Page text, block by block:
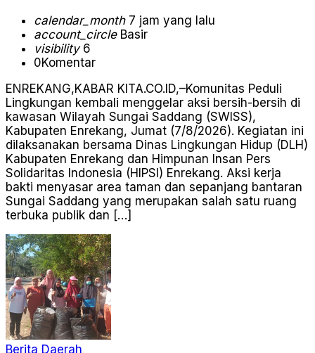
calendar_month7 jam yang lalu
account_circleBasir
visibility6
0Komentar
ENREKANG,KABAR KITA.CO.ID,–Komunitas Peduli
Lingkungan kembali menggelar aksi bersih-bersih di
kawasan Wilayah Sungai Saddang (SWISS),
Kabupaten Enrekang, Jumat (7/8/2026). Kegiatan ini
dilaksanakan bersama Dinas Lingkungan Hidup (DLH)
Kabupaten Enrekang dan Himpunan Insan Pers
Solidaritas Indonesia (HIPSI) Enrekang. Aksi kerja
bakti menyasar area taman dan sepanjang bantaran
Sungai Saddang yang merupakan salah satu ruang
terbuka publik dan […]
Berita Daerah